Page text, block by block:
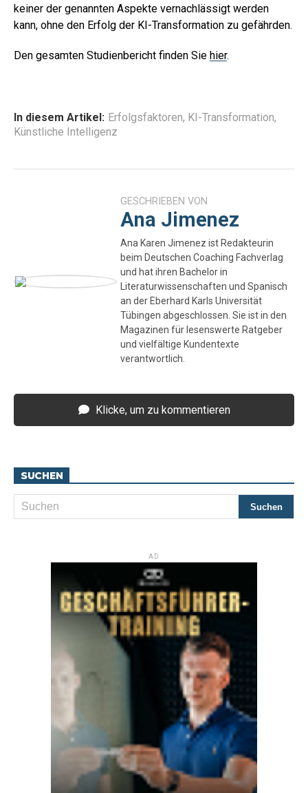
keiner der genannten Aspekte vernachlässigt werden
kann, ohne den Erfolg der KI-Transformation zu gefährden.
Den gesamten Studienbericht finden Sie hier.
In diesem Artikel: Erfolgsfaktoren, KI-Transformation,
Künstliche Intelligenz
GESCHRIEBEN VON
Ana Jimenez
Ana Karen Jimenez ist Redakteurin
beim Deutschen Coaching Fachverlag
und hat ihren Bachelor in
Literaturwissenschaften und Spanisch
an der Eberhard Karls Universität
Tübingen abgeschlossen. Sie ist in den
Magazinen für lesenswerte Ratgeber
und vielfältige Kundentexte
verantwortlich.
Klicke, um zu kommentieren
SUCHEN
AD